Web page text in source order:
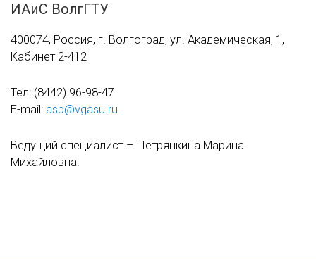
ИАиС ВолгГТУ
400074, Россия, г. Волгоград, ул. Академическая, 1,
Кабинет 2-412
Тел: (8442) 96-98-47
E-mail: asp@vgasu.ru
Ведущий специалист – Петрянкина Марина
Михайловна.